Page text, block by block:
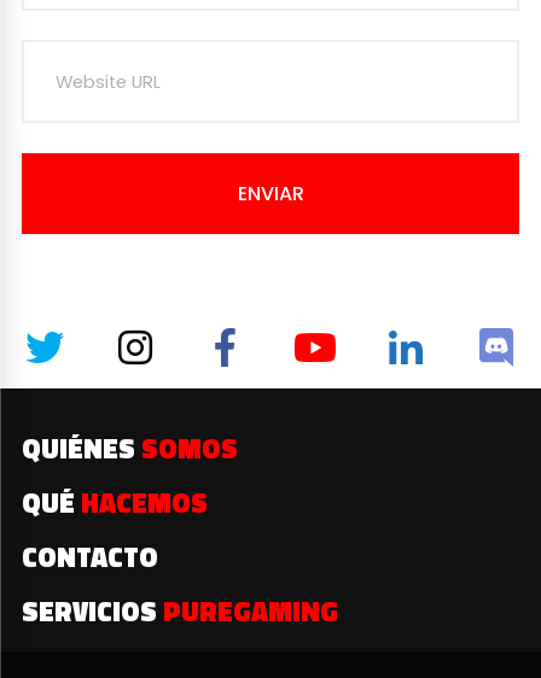
ENVIAR
QUIÉNES SOMOS
QUÉ HACEMOS
CONTACTO
SERVICIOS PUREGAMING